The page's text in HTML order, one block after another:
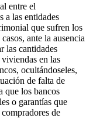
entre el
a las entidades
que sufren los
ante la ausencia
las cantidades
en las
ocultándoseles,
de falta de
que los bancos
o garantías que
de